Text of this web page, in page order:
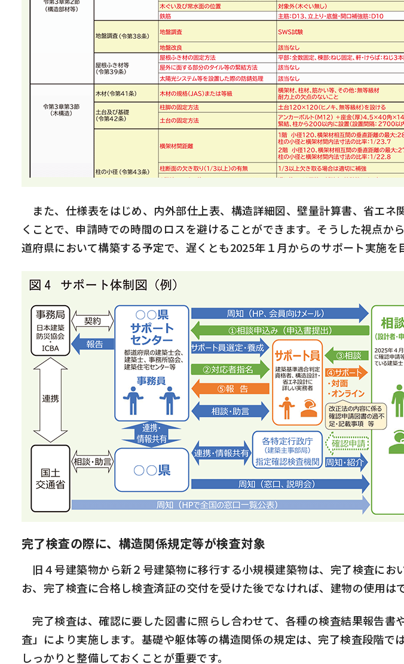
また、仕様表をはじめ、内外部仕上表、構造詳細図、壁量計算書、省エ
くことで、申請時での時間のロスを避けることができます。そうした視点
道府県において構築する予定で、遅くとも2025年１月からのサポート実施を
完了検査の際に、構造関係規定等が検査対象
旧４号建築物から新２号建築物に移行する小規模建築物は、完了検査に
お、完了検査に合格し検査済証の交付を受けた後でなければ、建物の使用は
完了検査は、確認に要した図書に照らし合わせて、各種の検査結果報告
査」により実施します。基礎や躯体等の構造関係の規定は、完了検査段階
しっかりと整備しておくことが重要です。